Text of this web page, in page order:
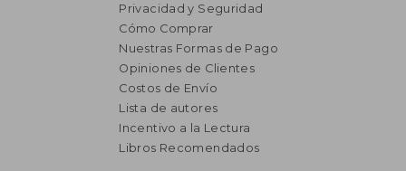
$ 2.147
Privacidad y Seguridad
Cómo Comprar
Nuestras Formas de Pago
Opiniones de Clientes
Costos de Envío
Lista de autores
Incentivo a la Lectura
Libros Recomendados